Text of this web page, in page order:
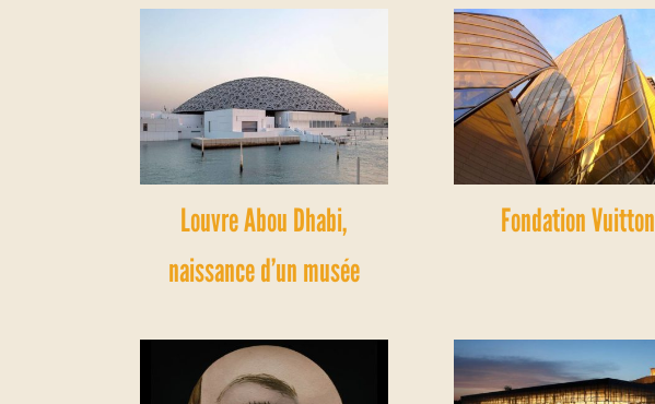
Louvre Abou Dhabi,
naissance d’un musée
Fondation Vuitton